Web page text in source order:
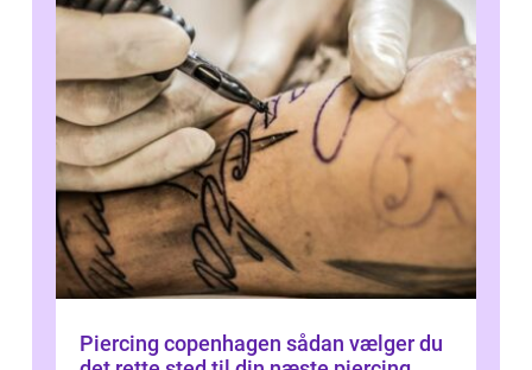
Piercing copenhagen sådan vælger du